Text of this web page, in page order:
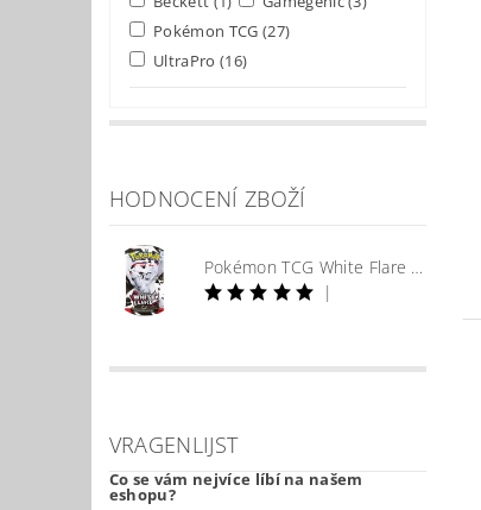
Pokémon TCG (27)
UltraPro (16)
HODNOCENÍ ZBOŽÍ
Pokémon TCG White Flare Booster
|
VRAGENLIJST
Co se vám nejvíce líbí na našem
eshopu?